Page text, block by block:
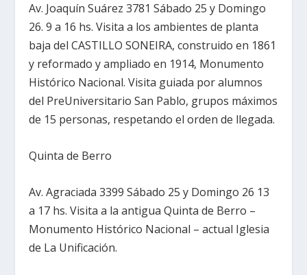
Av. Joaquín Suárez 3781 Sábado 25 y Domingo
26. 9 a 16 hs. Visita a los ambientes de planta
baja del CASTILLO SONEIRA, construido en 1861
y reformado y ampliado en 1914, Monumento
Histórico Nacional. Visita guiada por alumnos
del PreUniversitario San Pablo, grupos máximos
de 15 personas, respetando el orden de llegada.
Quinta de Berro
Av. Agraciada 3399 Sábado 25 y Domingo 26 13
a 17 hs. Visita a la antigua Quinta de Berro –
Monumento Histórico Nacional – actual Iglesia
de La Unificación.